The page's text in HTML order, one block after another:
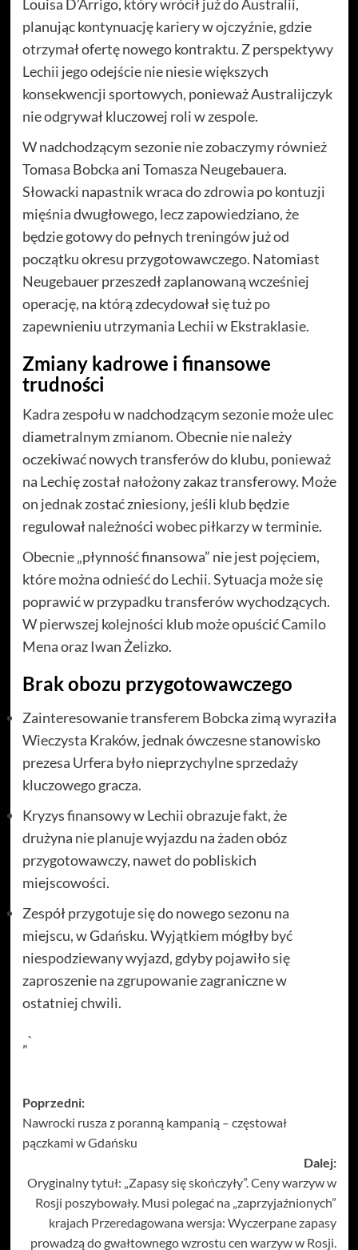
Louisa D’Arrigo, który wrócił już do Australii,
planując kontynuację kariery w ojczyźnie, gdzie
otrzymał ofertę nowego kontraktu. Z perspektywy
Lechii jego odejście nie niesie większych
konsekwencji sportowych, ponieważ Australijczyk
nie odgrywał kluczowej roli w zespole.
W nadchodzącym sezonie nie zobaczymy również
Tomasa Bobcka ani Tomasza Neugebauera.
Słowacki napastnik wraca do zdrowia po kontuzji
mięśnia dwugłowego, lecz zapowiedziano, że
będzie gotowy do pełnych treningów już od
początku okresu przygotowawczego. Natomiast
Neugebauer przeszedł zaplanowaną wcześniej
operację, na którą zdecydował się tuż po
zapewnieniu utrzymania Lechii w Ekstraklasie.
Zmiany kadrowe i finansowe
trudności
Kadra zespołu w nadchodzącym sezonie może ulec
diametralnym zmianom. Obecnie nie należy
oczekiwać nowych transferów do klubu, ponieważ
na Lechię został nałożony zakaz transferowy. Może
on jednak zostać zniesiony, jeśli klub będzie
regulował należności wobec piłkarzy w terminie.
Obecnie „płynność finansowa” nie jest pojęciem,
które można odnieść do Lechii. Sytuacja może się
poprawić w przypadku transferów wychodzących.
W pierwszej kolejności klub może opuścić Camilo
Mena oraz Iwan Żelizko.
Brak obozu przygotowawczego
Zainteresowanie transferem Bobcka zimą wyraziła
Wieczysta Kraków, jednak ówczesne stanowisko
prezesa Urfera było nieprzychylne sprzedaży
kluczowego gracza.
Kryzys finansowy w Lechii obrazuje fakt, że
drużyna nie planuje wyjazdu na żaden obóz
przygotowawczy, nawet do pobliskich
miejscowości.
Zespół przygotuje się do nowego sezonu na
miejscu, w Gdańsku. Wyjątkiem mógłby być
niespodziewany wyjazd, gdyby pojawiło się
zaproszenie na zgrupowanie zagraniczne w
ostatniej chwili.
„`
Zobacz
wpisy
Poprzedni:
Nawrocki rusza z poranną kampanią – częstował
pączkami w Gdańsku
Dalej:
Oryginalny tytuł: „Zapasy się skończyły”. Ceny warzyw w
Rosji poszybowały. Musi polegać na „zaprzyjaźnionych”
krajach Przeredagowana wersja: Wyczerpane zapasy
prowadzą do gwałtownego wzrostu cen warzyw w Rosji.